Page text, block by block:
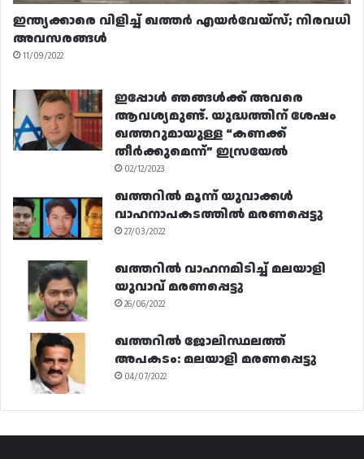
ഇന്ത്യക്കാരെ വിളിച്ച് ഖത്തർ എയർവേയ്‌സ്; നിരവധി
അവസരങ്ങൾ
11/09/2022
ഇപ്പോൾ ഞങ്ങൾക്ക് അവരെ
ആവശ്യമുണ്ട്. യുദ്ധത്തിന് ശേഷം
ഖത്തറുമായുള്ള “കണക്ക്
തീർക്കുമെന്ന്” ഇസ്രയേൽ
02/12/2023
ഖത്തറിൽ മൂന്ന് യുവാക്കൾ
വാഹനാപകടത്തിൽ മരണപ്പെട്ടു
27/03/2022
ഖത്തറിൽ വാഹനമിടിച്ച് മലയാളി
യുവാവ് മരണപ്പെട്ടു
26/06/2022
ഖത്തറിൽ ജോലിസ്ഥലത്ത്
അപകടം: മലയാളി മരണപ്പെട്ടു
04/07/2022